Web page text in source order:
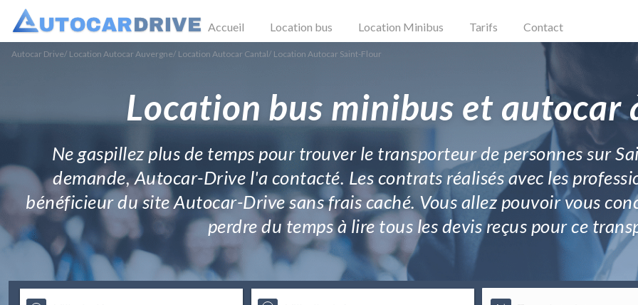
Accueil Location bus Location Minibus Tarifs Contact
Autocar Drive/ Location Autocar Auvergne/ Location Autocar Cantal/ Location Autocar Saint-Flour
Location bus minibus et autocar
Ne gaspillez plus de temps pour trouver le transporteur de personnes sur
demande, Autocar-Drive l'a contacté. Les contrats réalisés avec les
bénéficieur du site Autocar-Drive sans frais caché. Vous allez pouvoir vous
perdre du temps à lire tous les devis reçus pour ce